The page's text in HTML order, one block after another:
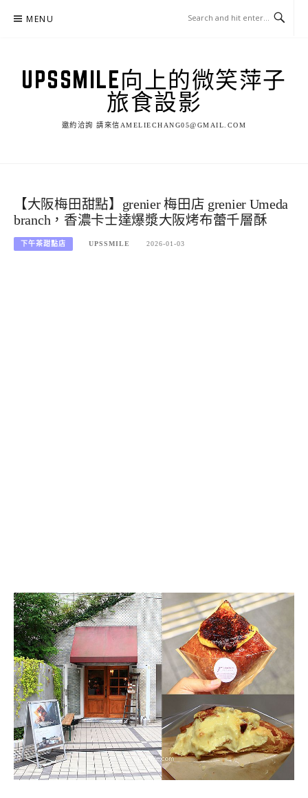
MENU
UPSSMILE向上的微笑萍子
旅食設影
邀約洽詢 請來信AMELIECHANG05@GMAIL.COM
【大阪梅田甜點】grenier 梅田店 grenier Umeda
branch，香濃卡士達爆漿大阪烤布蕾千層酥
下午茶甜點店 UPSSMILE 2026-01-03